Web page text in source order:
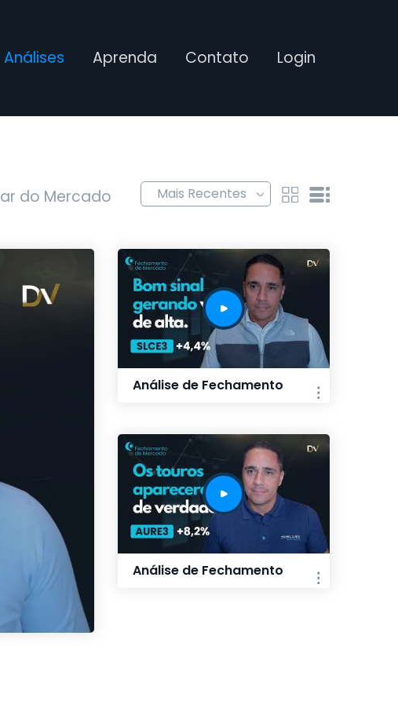
Análises Aprenda Contato Login
do Mercado
Análise de Fechamento
Análise de Fechamento